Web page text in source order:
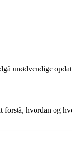
unødvendige
hvordan og